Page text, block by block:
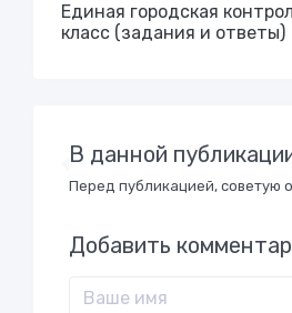
Единая городская
класс (задания и ответы)
В данной
Перед публикацией, советую
Добавить